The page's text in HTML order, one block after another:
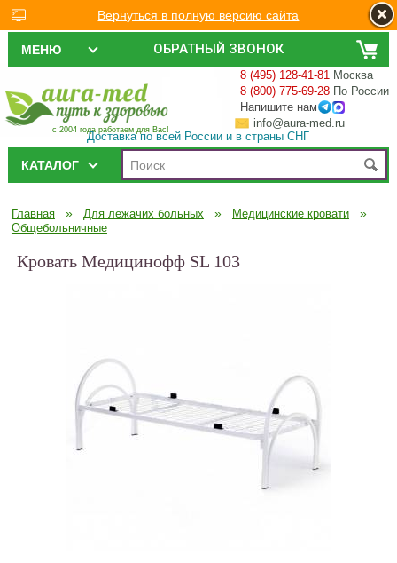
ОБРАТНЫЙ ЗВОНОК
МЕНЮ
с 2004 года работаем для Вас!
8 (495) 128-41-81 Москва
8 (800) 775-69-28 По России
Напишите нам
info@aura-med.ru
Доставка по всей России и в страны СНГ
КАТАЛОГ
Главная » Для лежачих больных » Медицинские кровати »
Общебольничные
Кровать Медицинофф SL 103
Вернуться в полную версию сайта